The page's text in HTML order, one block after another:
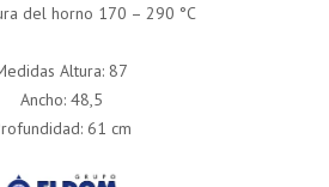
del horno 170 – 290 °C
Altura: 87
Ancho: 48,5
61 cm